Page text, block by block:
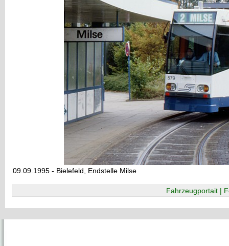
09.09.1995 - Bielefeld, Endstelle Milse
Fahrzeugportait |